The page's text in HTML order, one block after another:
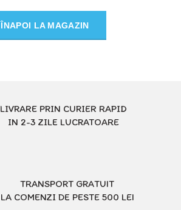
ÎNAPOI LA MAGAZIN
LIVRARE PRIN CURIER RAPID
IN 2-3 ZILE LUCRATOARE
TRANSPORT GRATUIT
LA COMENZI DE PESTE 500 LEI